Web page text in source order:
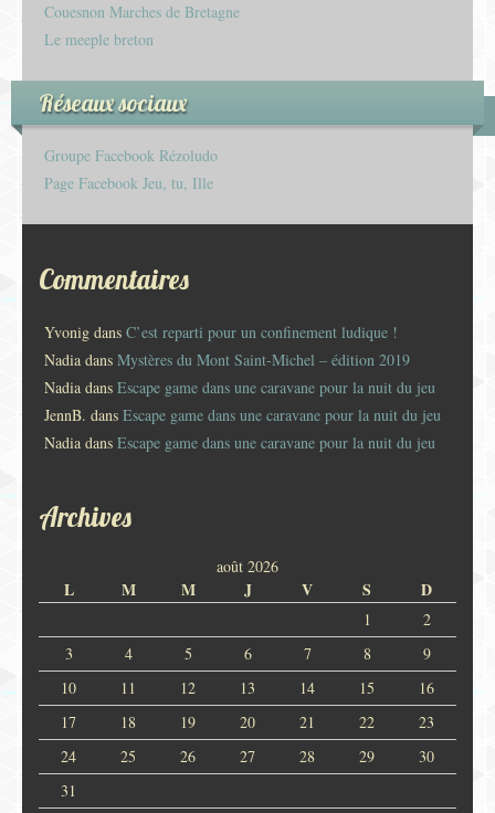
Couesnon Marches de Bretagne
Le meeple breton
Réseaux sociaux
Groupe Facebook Rézoludo
Page Facebook Jeu, tu, Ille
Commentaires
Yvonig dans C’est reparti pour un confinement ludique !
Nadia dans Mystères du Mont Saint-Michel – édition 2019
Nadia dans Escape game dans une caravane pour la nuit du jeu
JennB. dans Escape game dans une caravane pour la nuit du jeu
Nadia dans Escape game dans une caravane pour la nuit du jeu
Archives
août 2026
L M M J V S D
1
2
3
4 5 6 7 8
9
10
11 12 13 14 15
16
17
18 19 20 21 22
23
24
25 26 27 28 29
30
31